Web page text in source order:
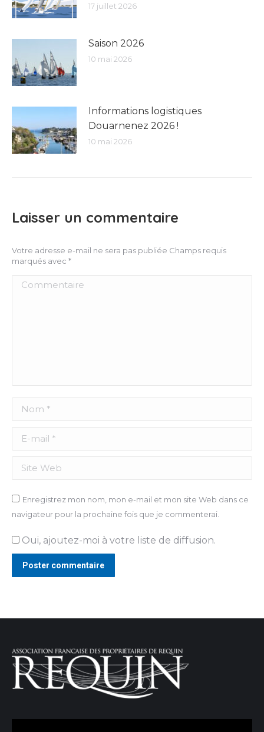
17 juillet 2026
Saison 2026
10 mai 2026
Informations logistiques
Douarnenez 2026 !
10 mai 2026
Laisser un commentaire
Votre adresse e-mail ne sera pas publiée Champs requis
marqués avec *
Commentaire
Nom *
E-mail *
Site Web
Enregistrez mon nom, mon e-mail et mon site Web dans ce
navigateur pour la prochaine fois que je commenterai.
Oui, ajoutez-moi à votre liste de diffusion.
Poster commentaire